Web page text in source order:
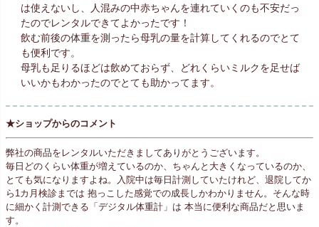
は使えないし、人混みの中赤ちゃんを連れていくのも不安だっ
たのでレンタルできてよかったです！
飲む前後の体重を測ったら母乳の量を計算してくれるのでとて
も便利です。
母乳も足りるほどは飲めておらず、どれくらいミルクを足せば
いいかもわかったのでとても助かってます。
★ショップからのコメント
弊社の商品をレンタルいただきましてありがとうございます。
毎日どのくらい体重が増えているのか、ちゃんと大きくなっているのか、
とても気になりますよね。入院中は毎日計測していたけれど、退院してか
ら1カ月検診までは 抱っこした感覚での成長しかわかりません。そんな時
に細かく計測できる「デジタル体重計」は 本当に便利な商品だと思いま
す。